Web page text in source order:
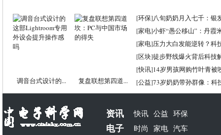
调音台式设计的... 复盘联想第四道...
[环保]八旬奶奶月入七千：银
[家电]小虾“愚公移山”：丹霞
[家电]压力大白发能逆转？科
[区块]徒步野线爆火背后科技
[快讯]14岁男孩网购竹叶青被
[公益]73岁奶奶带孙群像：科
资讯 快讯 公益 环保
电子 时尚 家电 汽车